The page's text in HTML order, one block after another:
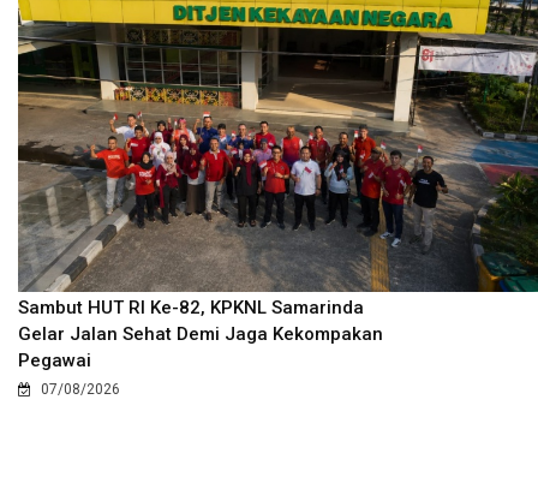
Sambut HUT RI Ke-82, KPKNL Samarinda
Gelar Jalan Sehat Demi Jaga Kekompakan
Pegawai
07/08/2026